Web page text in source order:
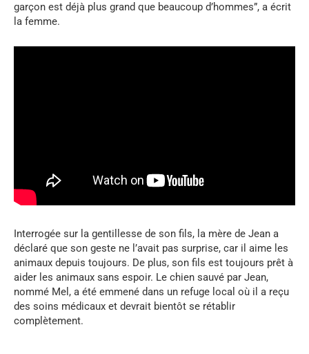
garçon est déjà plus grand que beaucoup d’hommes”, a écrit
la femme.
Interrogée sur la gentillesse de son fils, la mère de Jean a
déclaré que son geste ne l’avait pas surprise, car il aime les
animaux depuis toujours. De plus, son fils est toujours prêt à
aider les animaux sans espoir. Le chien sauvé par Jean,
nommé Mel, a été emmené dans un refuge local où il a reçu
des soins médicaux et devrait bientôt se rétablir
complètement.